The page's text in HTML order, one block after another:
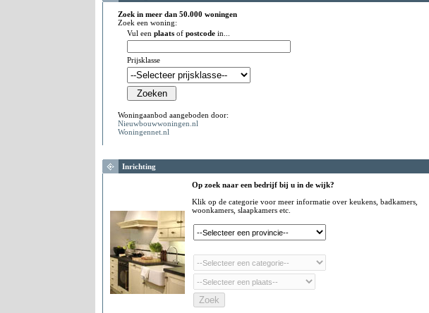
Zoek in meer dan 50.000 woningen
Zoek een woning:
Vul een plaats of postcode in...
Prijsklasse
Woningaanbod aangeboden door:
Nieuwbouwwoningen.nl
Woningennet.nl
Inrichting
Op zoek naar een bedrijf bij u in de wijk?
Klik op de categorie voor meer informatie over keukens, badkamers,
woonkamers, slaapkamers etc.